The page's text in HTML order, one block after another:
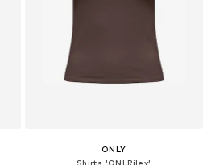
ONLY
Shirts 'ONLRiley'